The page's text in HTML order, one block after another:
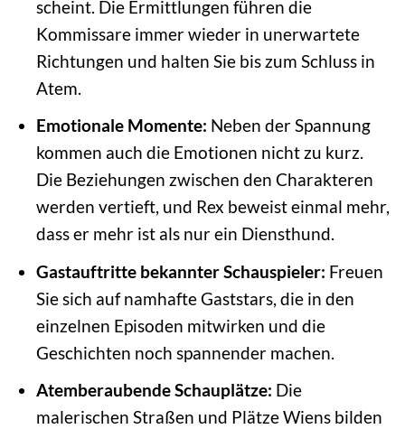
scheint. Die Ermittlungen führen die
Kommissare immer wieder in unerwartete
Richtungen und halten Sie bis zum Schluss in
Atem.
Emotionale Momente: Neben der Spannung
kommen auch die Emotionen nicht zu kurz.
Die Beziehungen zwischen den Charakteren
werden vertieft, und Rex beweist einmal mehr,
dass er mehr ist als nur ein Diensthund.
Gastauftritte bekannter Schauspieler: Freuen
Sie sich auf namhafte Gaststars, die in den
einzelnen Episoden mitwirken und die
Geschichten noch spannender machen.
Atemberaubende Schauplätze: Die
malerischen Straßen und Plätze Wiens bilden